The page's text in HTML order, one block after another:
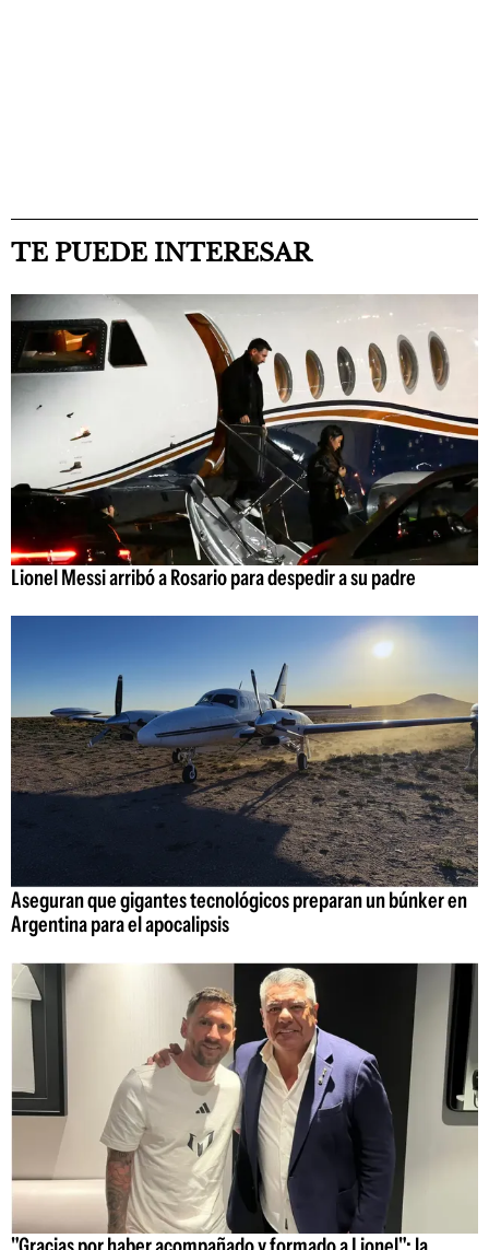
TE PUEDE INTERESAR
Lionel Messi arribó a Rosario para despedir a su padre
Aseguran que gigantes tecnológicos preparan un búnker en
Argentina para el apocalipsis